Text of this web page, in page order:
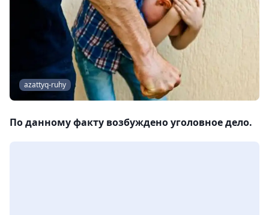
azattyq-ruhy
По данному факту возбуждено уголовное дело.